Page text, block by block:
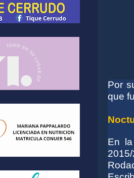
Por
que
En